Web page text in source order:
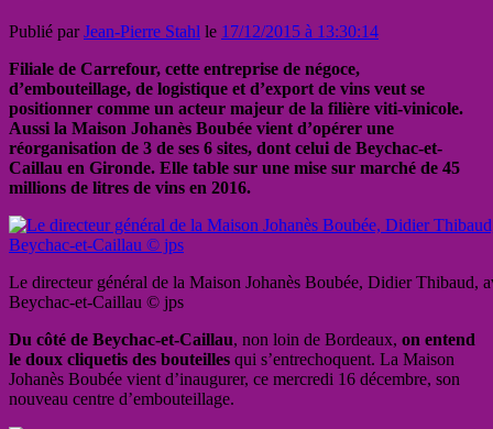
Publié parJean-Pierre Stahl le 17/12/2015 à 13:30:14
Filiale de Carrefour, cette entreprise de négoce,
d’embouteillage, de logistique et d’export de vins veut se
positionner comme un acteur majeur de la filière viti-vinicole.
Aussi la Maison Johanès Boubée vient d’opérer une
réorganisation de 3 de ses 6 sites, dont celui de Beychac-et-
Caillau en Gironde. Elle table sur une mise sur marché de 45
millions de litres de vins en 2016.
Le directeur général de la Maison Johanès Boubée, Didier Thibaud,
Beychac-et-Caillau © jps
Du côté de Beychac-et-Caillau, non loin de Bordeaux, on entend
le doux cliquetis des bouteilles qui s’entrechoquent. La Maison
Johanès Boubée vient d’inaugurer, ce mercredi 16 décembre, son
nouveau centre d’embouteillage.